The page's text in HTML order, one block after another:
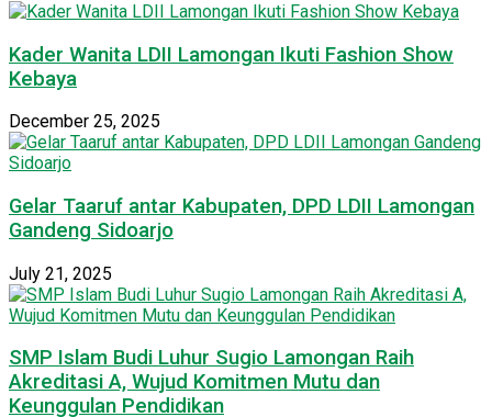
Kader Wanita LDII Lamongan Ikuti Fashion Show
Kebaya
December 25, 2025
Gelar Taaruf antar Kabupaten, DPD LDII Lamongan
Gandeng Sidoarjo
July 21, 2025
SMP Islam Budi Luhur Sugio Lamongan Raih
Akreditasi A, Wujud Komitmen Mutu dan
Keunggulan Pendidikan